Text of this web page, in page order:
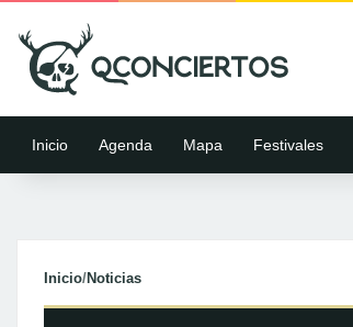
Inicio Agenda Mapa Festivales
Inicio/Noticias